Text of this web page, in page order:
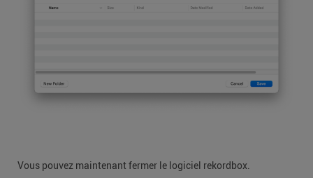
Vous pouvez maintenant fermer le logiciel rekordbox.